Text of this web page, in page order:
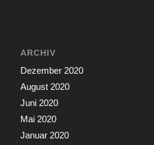
ARCHIV
Dezember 2020
August 2020
Juni 2020
Mai 2020
Januar 2020